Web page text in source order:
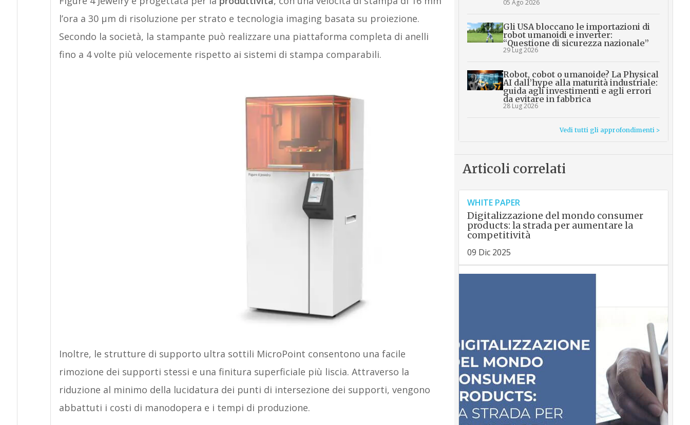
l’ora a 30 µm di risoluzione per strato e tecnologia imaging basata su proiezione.
Secondo la società, la stampante può realizzare una piattaforma completa di anelli
fino a 4 volte più velocemente rispetto ai sistemi di stampa comparabili.
Inoltre, le strutture di supporto ultra sottili MicroPoint consentono una facile
rimozione dei supporti stessi e una finitura superficiale più liscia. Attraverso la
riduzione al minimo della lucidatura dei punti di intersezione dei supporti, vengono
abbattuti i costi di manodopera e i tempi di produzione.
05 Ago 2026
Gli USA bloccano le importazioni di
robot umanoidi e inverter:
“Questione di sicurezza nazionale”
29 Lug 2026
Robot, cobot o umanoide? La Physical
AI dall’hype alla maturità industriale:
guida agli investimenti e agli errori
da evitare in fabbrica
28 Lug 2026
Vedi tutti gli approfondimenti >
Articoli correlati
WHITE PAPER
Digitalizzazione del mondo consumer
products: la strada per aumentare la
competitività
09 Dic 2025